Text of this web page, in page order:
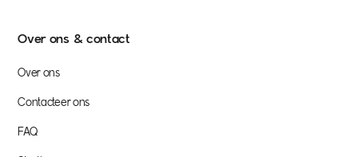
Over ons & contact
Over ons
Contacteer ons
FAQ